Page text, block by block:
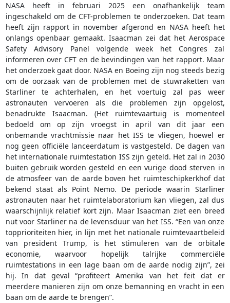
NASA heeft in februari 2025 een onafhankelijk team
ingeschakeld om de CFT-problemen te onderzoeken. Dat team
heeft zijn rapport in november afgerond en NASA heeft het
onlangs openbaar gemaakt. Isaacman zei dat het Aerospace
Safety Advisory Panel volgende week het Congres zal
informeren over CFT en de bevindingen van het rapport. Maar
het onderzoek gaat door. NASA en Boeing zijn nog steeds bezig
om de oorzaak van de problemen met de stuwraketten van
Starliner te achterhalen, en het voertuig zal pas weer
astronauten vervoeren als die problemen zijn opgelost,
benadrukte Isaacman. (Het ruimtevaartuig is momenteel
bedoeld om op zijn vroegst in april van dit jaar een
onbemande vrachtmissie naar het ISS te vliegen, hoewel er
nog geen officiële lanceerdatum is vastgesteld. De dagen van
het internationale ruimtestation ISS zijn geteld. Het zal in 2030
buiten gebruik worden gesteld en een vurige dood sterven in
de atmosfeer van de aarde boven het ruimteschipkerkhof dat
bekend staat als Point Nemo. De periode waarin Starliner
astronauten naar het ruimtelaboratorium kan vliegen, zal dus
waarschijnlijk relatief kort zijn. Maar Isaacman ziet een breed
nut voor Starliner na de levensduur van het ISS. “Een van onze
topprioriteiten hier, in lijn met het nationale ruimtevaartbeleid
van president Trump, is het stimuleren van de orbitale
economie, waarvoor hopelijk talrijke commerciële
ruimtestations in een lage baan om de aarde nodig zijn”, zei
hij. In dat geval “profiteert Amerika van het feit dat er
meerdere manieren zijn om onze bemanning en vracht in een
baan om de aarde te brengen”.